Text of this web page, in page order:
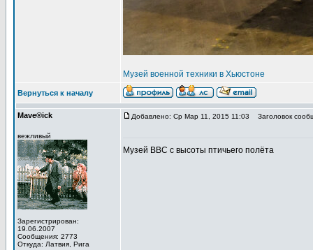
Музей военной техники в Хьюстоне
Вернуться к началу
Mave®ick
вежливый
Зарегистрирован:
19.06.2007
Сообщения: 2773
Откуда: Латвия, Рига
Добавлено: Ср Мар 11, 2015 11:03 Заголовок
Музей ВВС с высоты птичьего полёта